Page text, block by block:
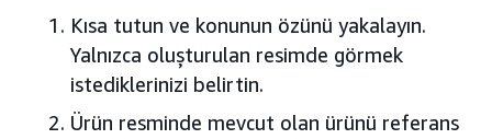
Kısa tutun ve konunun özünü yakalayın.
Yalnızca oluşturulan resimde görmek
istediklerinizi belirtin.
Ürün resminde mevcut olan ürünü referans